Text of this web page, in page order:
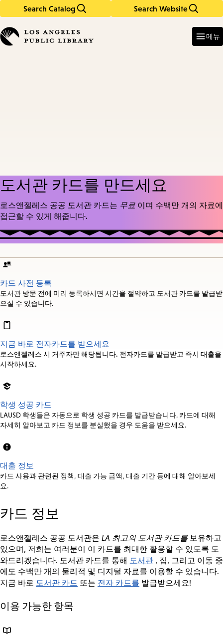
Search Catalog Search Website
in
keywords
메뉴
도서관 카드를 만드세요
로스앤젤레스 공공 도서관 카드는 무료 이며 수백만 개의 자료에
접근할 수 있게 해줍니다.
카드 사전 등록
도서관 방문 전에 미리 등록하시면 시간을 절약하고 도서관 카드를 발급받
으실 수 있습니다.
지금 바로 전자카드를 받으세요
로스앤젤레스 시 거주자만 해당됩니다. 전자카드를 발급받고 즉시 대출을
시작하세요.
학생 성공 카드
LAUSD 학생들은 자동으로 학생 성공 카드를 발급받습니다. 카드에 대해
자세히 알아보고 카드 정보를 분실했을 경우 도움을 받으세요.
대출 정보
카드 사용과 관련된 정책, 대출 가능 금액, 대출 기간 등에 대해 알아보세
요.
카드 정보
로스앤젤레스 공공 도서관은 LA 최고의 도서관 카드를 보유하고
있으며, 저희는 여러분이 이 카드를 최대한 활용할 수 있도록 도
와드리겠습니다. 도서관 카드를 통해 도서관 , 집, 그리고 이동 중
에도 수백만 개의 물리적 및 디지털 자료를 이용할 수 있습니다.
지금 바로 도서관 카드 또는 전자 카드를 발급받으세요!
이용 가능한 항목